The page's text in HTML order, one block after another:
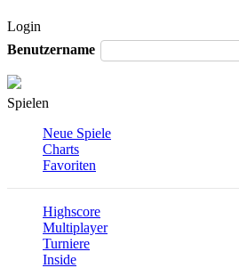
Login
Benutzername
Spielen
Neue Spiele
Charts
Favoriten
Highscore
Multiplayer
Turniere
Inside